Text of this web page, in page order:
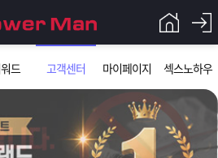
드 고객센터 마이페이지 섹스노하우